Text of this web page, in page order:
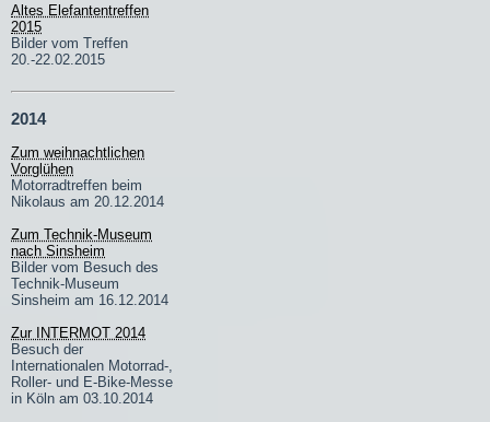
Altes Elefantentreffen
2015
Bilder vom Treffen
20.-22.02.2015
2014
Zum weihnachtlichen
Vorglühen
Motorradtreffen beim
Nikolaus am 20.12.2014
Zum Technik-Museum
nach Sinsheim
Bilder vom Besuch des
Technik-Museum
Sinsheim am 16.12.2014
Zur INTERMOT 2014
Besuch der
Internationalen Motorrad-,
Roller- und E-Bike-Messe
in Köln am 03.10.2014